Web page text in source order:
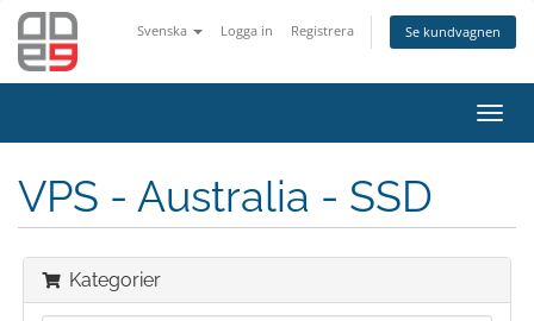
Svenska Logga in Registrera Se kundvagnen
VPS - Australia - SSD
Kategorier